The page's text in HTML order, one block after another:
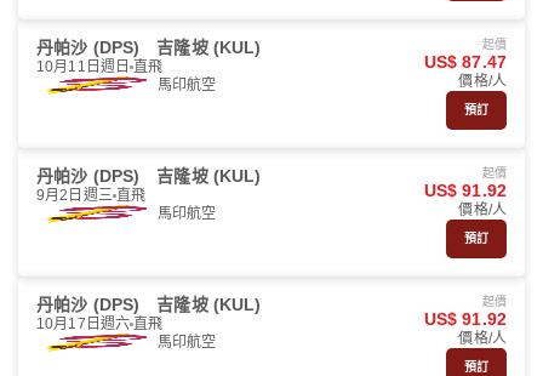
丹帕沙 (DPS) 吉隆坡 (KUL)
10月11日週日 直飛
馬印航空
起價
US$ 87.47
價格/人
預訂
丹帕沙 (DPS) 吉隆坡 (KUL)
9月2日週三 直飛
馬印航空
起價
US$ 91.92
價格/人
預訂
丹帕沙 (DPS) 吉隆坡 (KUL)
10月17日週六 直飛
馬印航空
起價
US$ 91.92
價格/人
預訂